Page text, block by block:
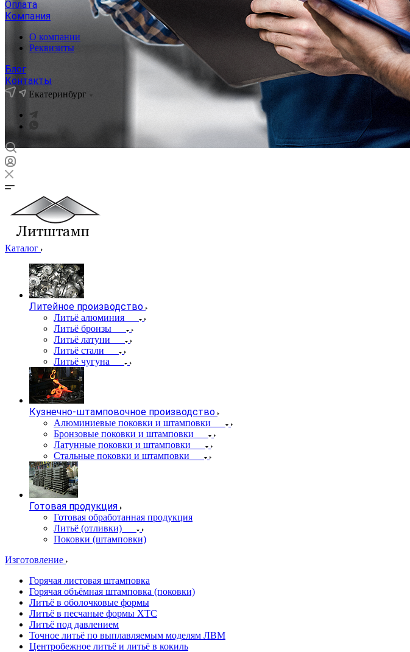
Оплата
Компания
О компании
Реквизиты
Блог
Контакты
Екатеринбург
Каталог
Литейное производство
Литьё алюминия
Литьё бронзы
Литьё латуни
Литьё стали
Литьё чугуна
Кузнечно-штамповочное производство
Алюминиевые поковки и штамповки
Бронзовые поковки и штамповки
Латунные поковки и штамповки
Стальные поковки и штамповки
Готовая продукция
Готовая обработанная продукция
Литьё (отливки)
Поковки (штамповки)
Изготовление
Горячая листовая штамповка
Горячая объёмная штамповка (поковки)
Литьё в оболочковые формы
Литьё в песчаные формы ХТС
Литьё под давлением
Точное литьё по выплавляемым моделям ЛВМ
Центробежное литьё и литьё в кокиль